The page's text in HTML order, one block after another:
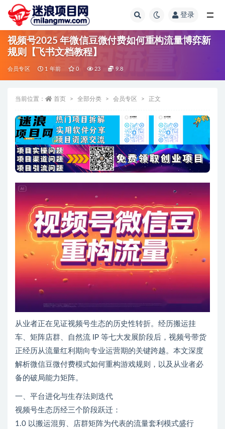
登录
视频号2025 年微信豆微付费如何重构流量博弈新
规则【飞书文档教程】
会员专区 1 年前 0 23 9.8
当前位置： 首页 全部分类 会员专区 正文
从业者正在见证视频号生态的历史性转折。经历搬运挂
车、矩阵店群、自然流 IP 等七大发展阶段后，视频号带货
正经历从流量红利期向专业运营期的关键跨越。本文深度
解析微信豆微付费模式如何重构游戏规则，以及从业者必
备的破局能力矩阵。
一、平台进化与生存法则迭代
视频号生态历经三个阶段跃迁：
1.0 以搬运混剪、店群矩阵为代表的流量套利模式盛行
全部